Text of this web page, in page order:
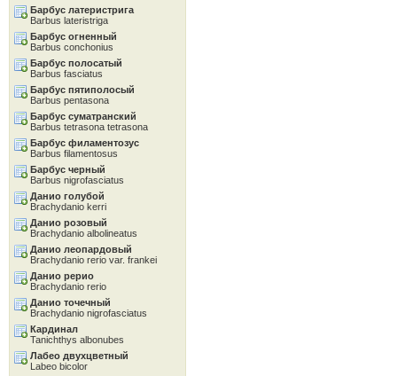
Барбус латеристрига
Barbus lateristriga
Барбус огненный
Barbus conchonius
Барбус полосатый
Barbus fasciatus
Барбус пятиполосый
Barbus pentasona
Барбус суматранский
Barbus tetrasona tetrasona
Барбус филаментозус
Barbus filamentosus
Барбус черный
Barbus nigrofasciatus
Данио голубой
Brachydanio kerri
Данио розовый
Brachydanio albolineatus
Данио леопардовый
Brachydanio rerio var. frankei
Данио рерио
Brachydanio rerio
Данио точечный
Brachydanio nigrofasciatus
Кардинал
Tanichthys albonubes
Лабео двухцветный
Labeo bicolor